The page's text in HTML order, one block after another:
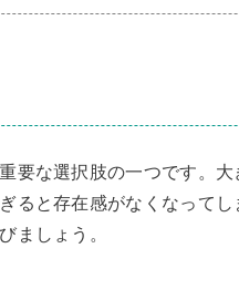
要な選択肢の一つです。
ると存在感がなくなって
ましょう。